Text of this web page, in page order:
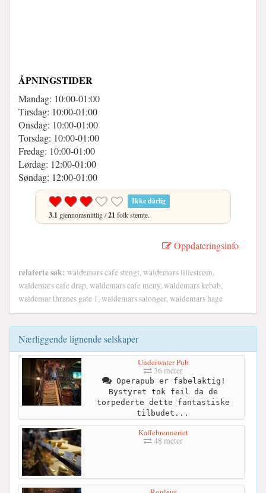
ÅPNINGSTIDER
Mandag: 10:00-01:00
Tirsdag: 10:00-01:00
Onsdag: 10:00-01:00
Torsdag: 10:00-01:00
Fredag: 10:00-01:00
Lørdag: 12:00-01:00
Søndag: 12:00-01:00
Ikke dårlig
3.1 gjennomsnittlig /21 folk stemte.
Oppdateringsinfo
relaterte søk: waldemars cafe stengt, waldemars lillestrøm,
waldemars cafe drap, waldemars cafe meny, waldemars kebab,
waldemar thranes gate 1, waldemars salonger, waldemars hage
Nærliggende lignende selskaper
Underwater Pub
36 meter
Operapub er fabelaktig!
Bystyret tok feil da de
torpederte dette fantastiske
tilbudet...
Kaffebrenneriet
48 meter